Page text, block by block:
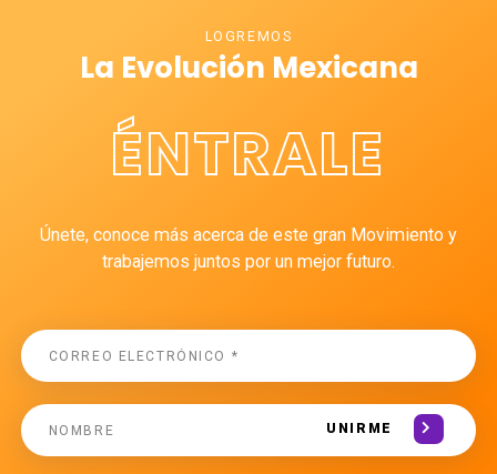
LOGREMOS
La Evolución Mexicana
ÉNTRALE
Únete, conoce más acerca de este gran Movimiento y
trabajemos juntos por un mejor futuro.
UNIRME